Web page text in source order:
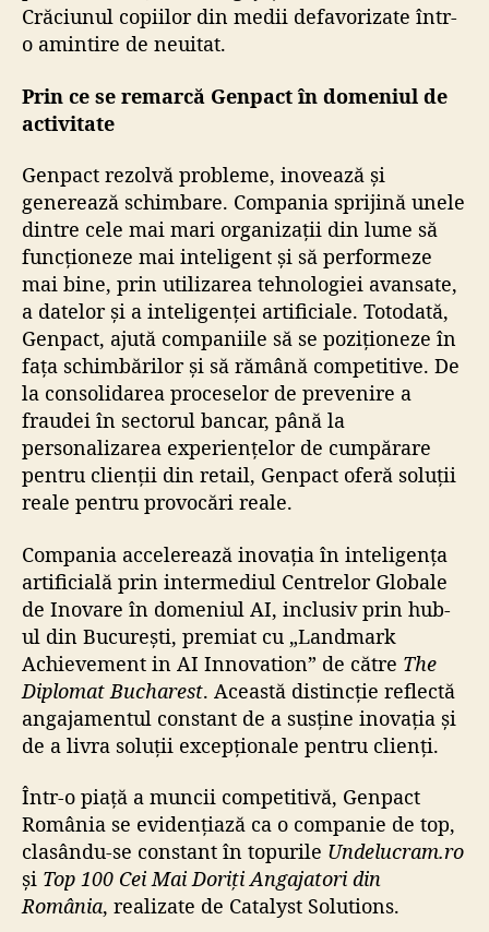
Crăciunul copiilor din medii defavorizate într-
o amintire de neuitat.
Prin ce se remarcă Genpact în domeniul de
activitate
Genpact rezolvă probleme, inovează și
generează schimbare. Compania sprijină unele
dintre cele mai mari organizații din lume să
funcționeze mai inteligent și să performeze
mai bine, prin utilizarea tehnologiei avansate,
a datelor și a inteligenței artificiale. Totodată,
Genpact, ajută companiile să se poziționeze în
fața schimbărilor și să rămână competitive. De
la consolidarea proceselor de prevenire a
fraudei în sectorul bancar, până la
personalizarea experiențelor de cumpărare
pentru clienții din retail, Genpact oferă soluții
reale pentru provocări reale.
Compania accelerează inovația în inteligența
artificială prin intermediul Centrelor Globale
de Inovare în domeniul AI, inclusiv prin hub-
ul din București, premiat cu „Landmark
Achievement in AI Innovation” de către The
Diplomat Bucharest. Această distincție reflectă
angajamentul constant de a susține inovația și
de a livra soluții excepționale pentru clienți.
Într-o piață a muncii competitivă, Genpact
România se evidențiază ca o companie de top,
clasându-se constant în topurile Undelucram.ro
și Top 100 Cei Mai Doriți Angajatori din
România, realizate de Catalyst Solutions.